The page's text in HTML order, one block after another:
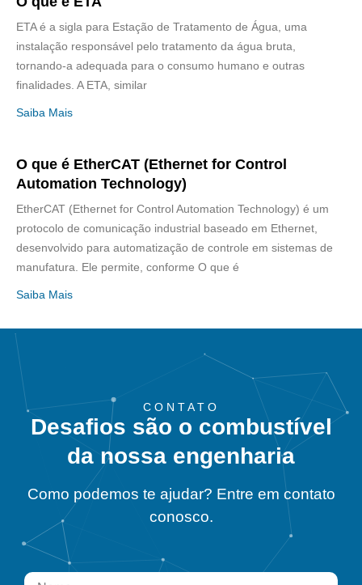
ETA é a sigla para Estação de Tratamento de Água, uma
instalação responsável pelo tratamento da água bruta,
tornando-a adequada para o consumo humano e outras
finalidades. A ETA, similar
Saiba Mais
O que é EtherCAT (Ethernet for Control
Automation Technology)
EtherCAT (Ethernet for Control Automation Technology) é um
protocolo de comunicação industrial baseado em Ethernet,
desenvolvido para automatização de controle em sistemas de
manufatura. Ele permite, conforme O que é
Saiba Mais
CONTATO
Desafios são o combustível
da nossa engenharia
Como podemos te ajudar? Entre em contato
conosco.